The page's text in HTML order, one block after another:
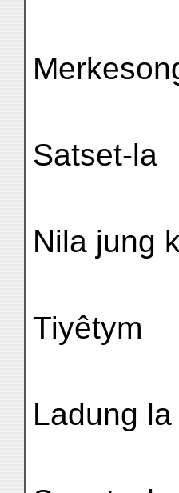
Satset-la
Nila jung
Tiyêtym
Ladung la